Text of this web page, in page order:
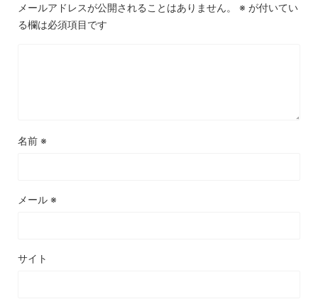
メールアドレスが公開されることはありません。 ※ が付いてい
る欄は必須項目です
名前 ※
メール ※
サイト